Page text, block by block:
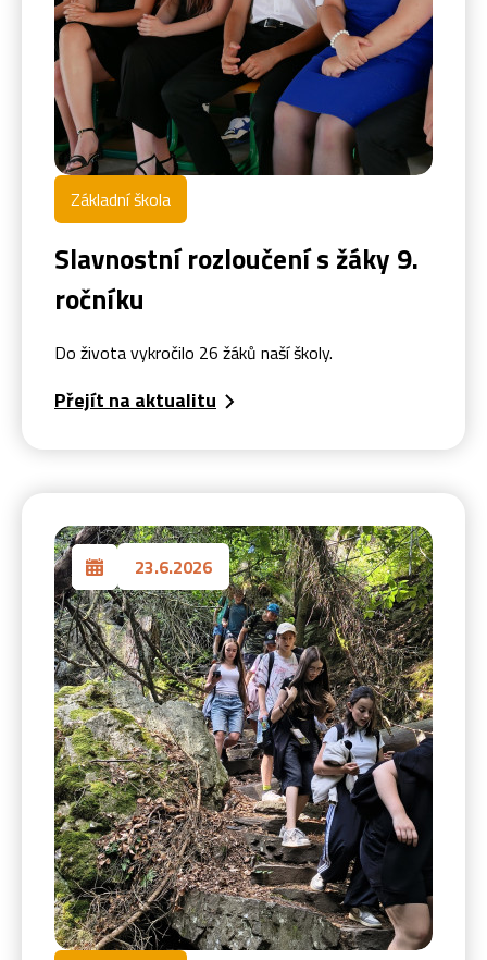
Základní škola
Slavnostní rozloučení s žáky 9.
ročníku
Do života vykročilo 26 žáků naší školy.
Přejít na aktualitu
23.6.2026